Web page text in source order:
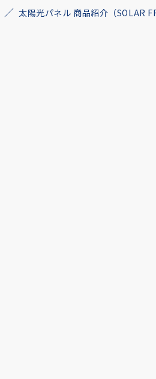
太陽光パネル 商品紹介（SOLAR